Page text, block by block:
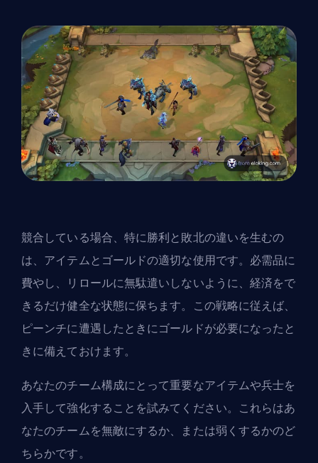
競合している場合、特に勝利と敗北の違いを生むの
は、アイテムとゴールドの適切な使用です。必需品に
費やし、リロールに無駄遣いしないように、経済をで
きるだけ健全な状態に保ちます。この戦略に従えば、
ピーンチに遭遇したときにゴールドが必要になったと
きに備えておけます。
あなたのチーム構成にとって重要なアイテムや兵士を
入手して強化することを試みてください。これらはあ
なたのチームを無敵にするか、または弱くするかのど
ちらかです。